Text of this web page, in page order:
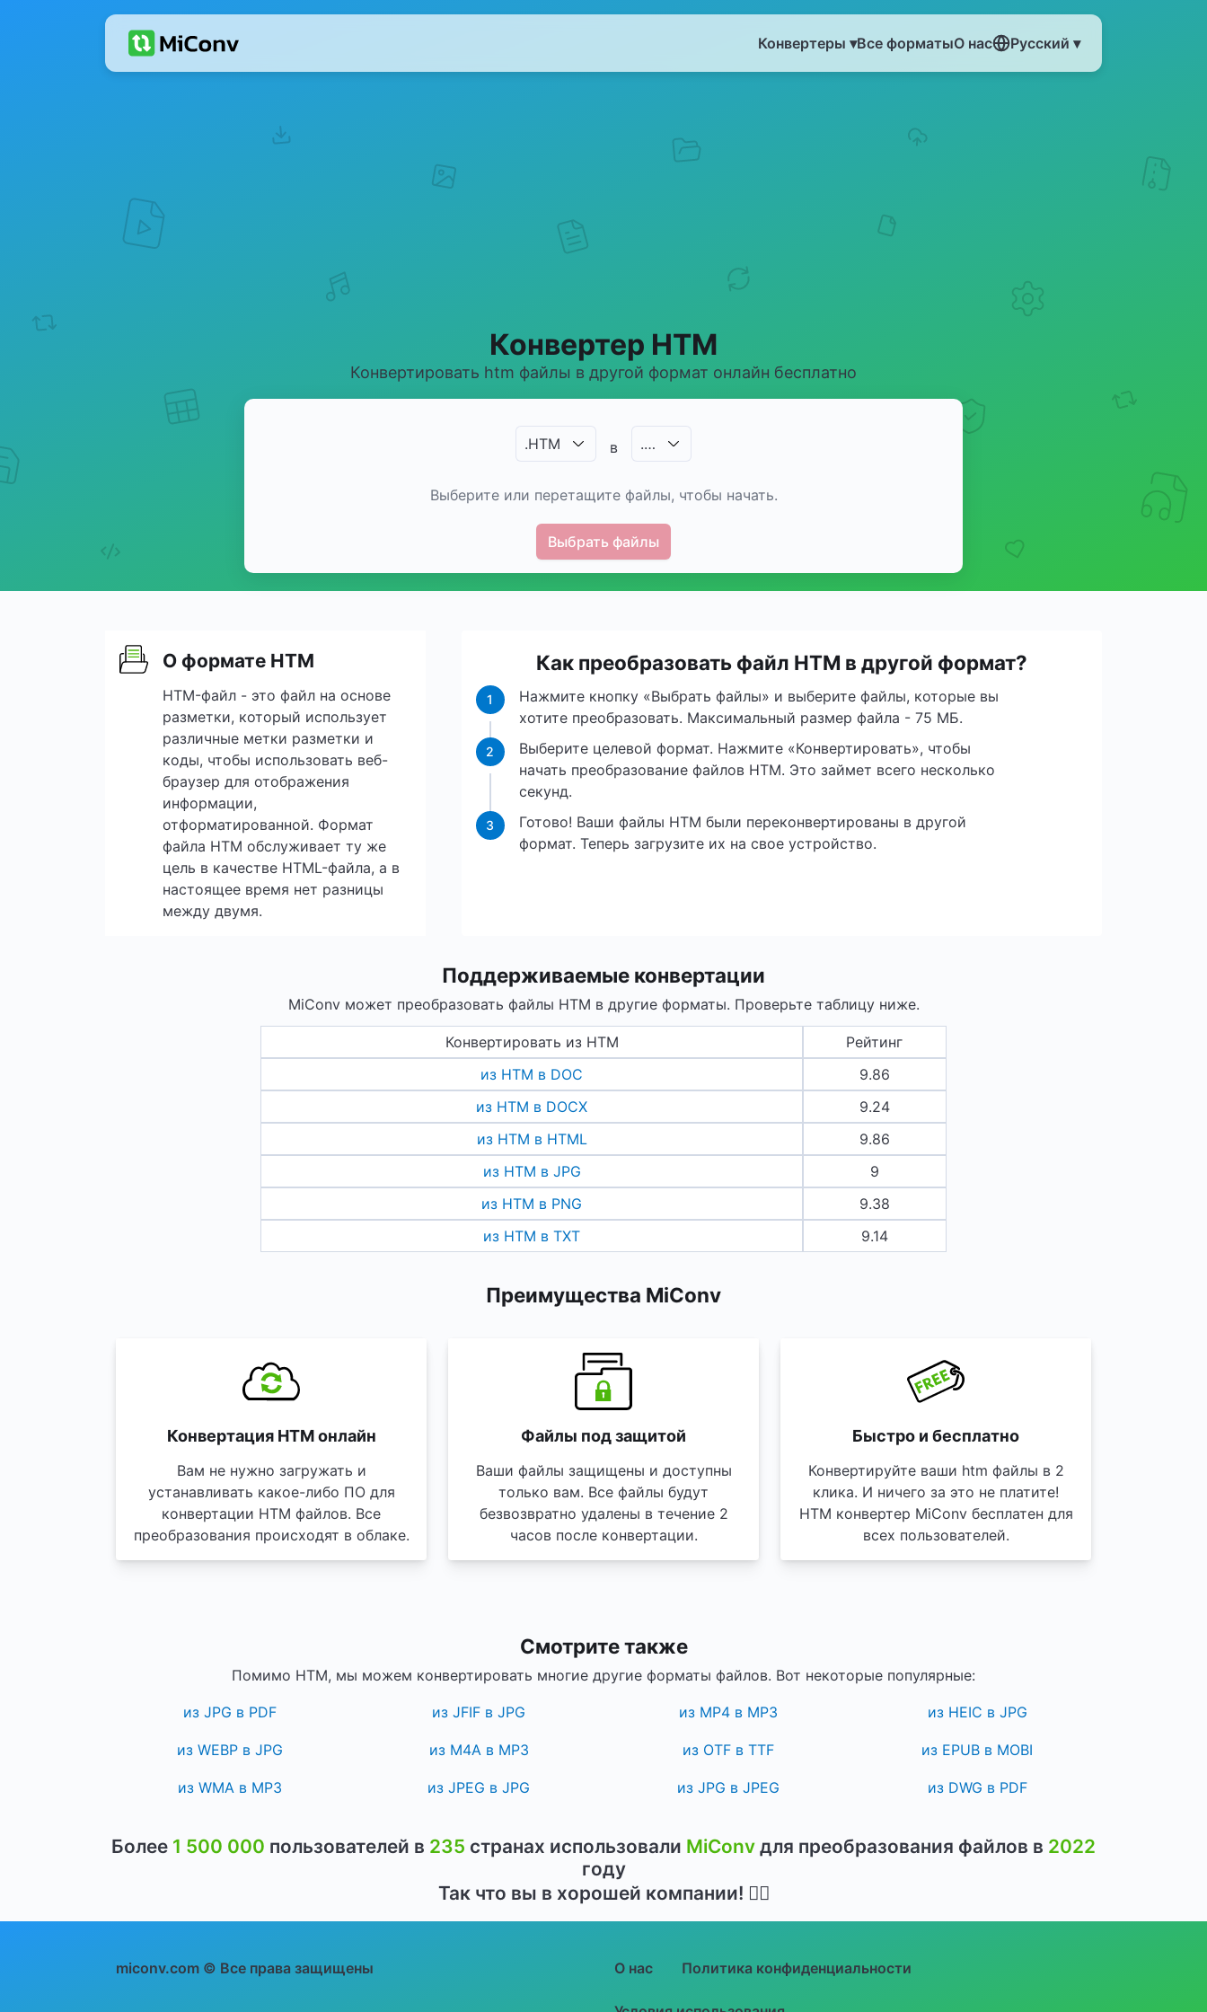
Конвертеры ▾Все форматыО нас Русский ▾
Конвертер HTM
Конвертировать htm файлы в другой формат онлайн бесплатно
.HTM в .…
Выберите или перетащите файлы, чтобы начать.
Выбрать файлы
О формате HTM
HTM-файл - это файл на основе
разметки, который использует
различные метки разметки и
коды, чтобы использовать веб-
браузер для отображения
информации,
отформатированной. Формат
файла HTM обслуживает ту же
цель в качестве HTML-файла, а в
настоящее время нет разницы
между двумя.
Как преобразовать файл HTM в другой формат?
1
Нажмите кнопку «Выбрать файлы» и выберите файлы, которые вы
хотите преобразовать. Максимальный размер файла - 75 МБ.
2
Выберите целевой формат. Нажмите «Конвертировать», чтобы
начать преобразование файлов HTM. Это займет всего несколько
секунд.
3
Готово! Ваши файлы HTM были переконвертированы в другой
формат. Теперь загрузите их на свое устройство.
Поддерживаемые конвертации
MiConv может преобразовать файлы HTM в другие форматы. Проверьте таблицу ниже.
Конвертировать из HTM
Рейтинг
из HTM в DOC
9.86
из HTM в DOCX
9.24
из HTM в HTML
9.86
из HTM в JPG
9
из HTM в PNG
9.38
из HTM в TXT
9.14
Преимущества MiConv
Конвертация HTM онлайн
Вам не нужно загружать и
устанавливать какое-либо ПО для
конвертации HTM файлов. Все
преобразования происходят в облаке.
Файлы под защитой
Ваши файлы защищены и доступны
только вам. Все файлы будут
безвозвратно удалены в течение 2
часов после конвертации.
Быстро и бесплатно
Конвертируйте ваши htm файлы в 2
клика. И ничего за это не платите!
HTM конвертер MiConv бесплатен для
всех пользователей.
Смотрите также
Помимо HTM, мы можем конвертировать многие другие форматы файлов. Вот некоторые популярные:
из JPG в PDF из JFIF в JPG из MP4 в MP3 из HEIC в JPG
из WEBP в JPG из M4A в MP3 из OTF в TTF из EPUB в MOBI
из WMA в MP3 из JPEG в JPG из JPG в JPEG из DWG в PDF
Более 1 500 000 пользователей в 235 странах использовали MiConv для преобразования файлов в 2022
году
Так что вы в хорошей компании! 👍🏻
miconv.com © Все права защищены О нас Политика конфиденциальности